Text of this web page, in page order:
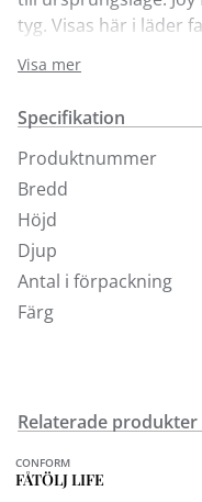
tyg. Visas här i läder
butiker för fler
Visa mer
Specifikation
Produktnummer
Bredd
Höjd
Djup
Antal i förpackning
Färg
Relaterade produkter
Finns i fler
CONFORM
FÅTÖLJ LIFE